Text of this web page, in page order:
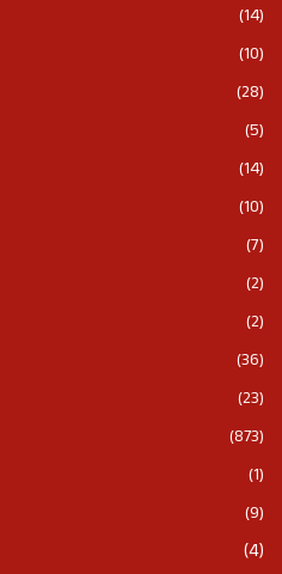
(14)
(10)
(28)
(5)
(14)
(10)
(7)
(2)
(2)
(36)
(23)
(873)
(1)
(9)
(4)